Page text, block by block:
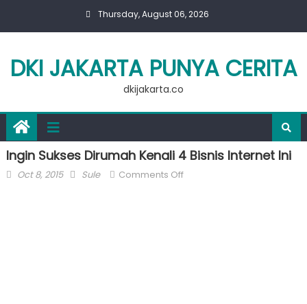
Thursday, August 06, 2026
DKI JAKARTA PUNYA CERITA
dkijakarta.co
Ingin Sukses Dirumah Kenali 4 Bisnis Internet Ini
Posted
Oct 8, 2015 Author
Sule Comments Offon